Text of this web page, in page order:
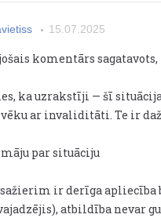
15.07.2025
komentārs
ka uzrakstīji — šī
ar invaliditāti. Te ir
par situāciju
ir derīga apliecība
atbildība nevar